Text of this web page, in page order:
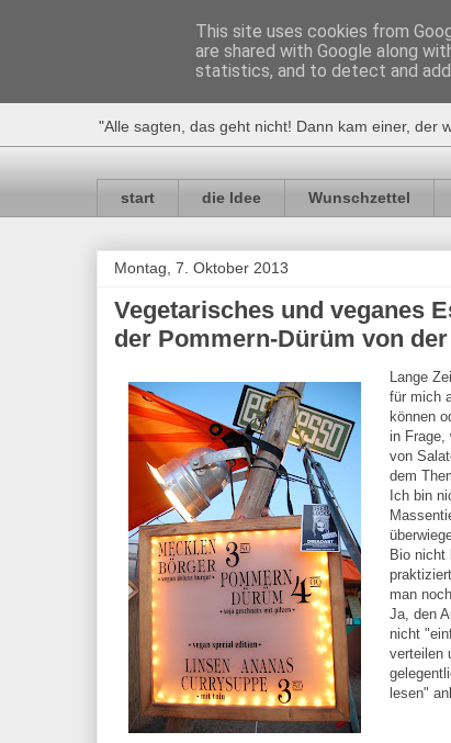
Geht nicht?
"Alle sagten, das geht nicht! Dann kam einer, der
start die Idee Wunschzettel
Montag, 7. Oktober 2013
Vegetarisches und veganes
der Pommern-Dürüm von der
Lange
für mich
können
in Frage,
von
dem
Ich bin
Bio nicht
man
Ja, den
nicht
verteilen
lesen"
This site uses cookies from
are shared with Google along
statistics, and to detect and